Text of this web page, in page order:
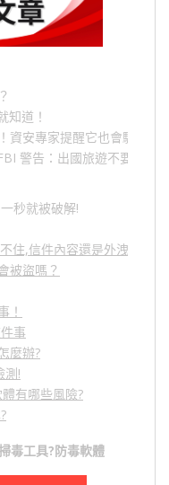
知道！
資安專家提醒它也會駭人成
警告：出國旅遊不要做的
秒就被破解!
住,信件內容還是外洩？」,
被盜嗎？
！
事
麼辦?
測!
有哪些風險?
毒工具?防毒軟體